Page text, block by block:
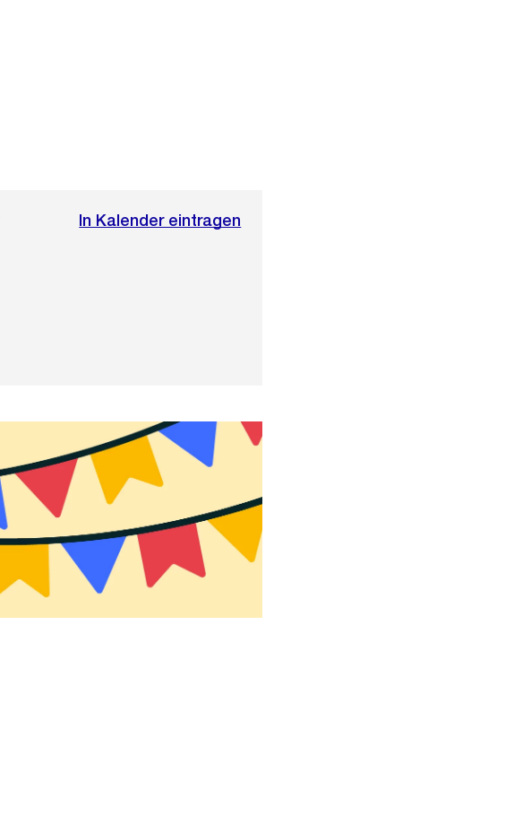
In Kalender eintragen